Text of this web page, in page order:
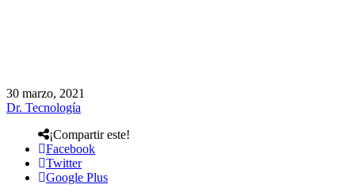
30 marzo, 2021
Dr. Tecnología
¡Compartir este!
Facebook
Twitter
Google Plus